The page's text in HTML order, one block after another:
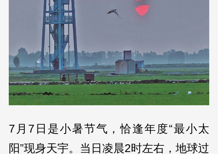
7月7日是小暑节气，恰逢年度“最小太
阳”现身天宇。当日凌晨2时左右，地球过